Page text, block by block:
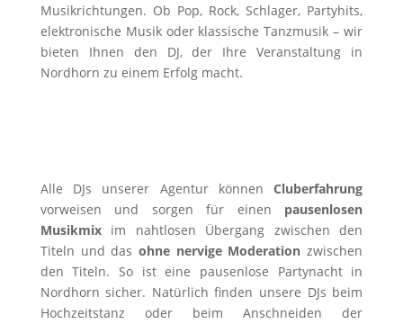
Musikrichtungen. Ob Pop, Rock, Schlager, Partyhits,
elektronische Musik oder klassische Tanzmusik – wir
bieten Ihnen den DJ, der Ihre Veranstaltung in
Nordhorn zu einem Erfolg macht.
Alle DJs unserer Agentur könnenCluberfahrung
vorweisen und sorgen für einen pausenlosen
Musikmixim nahtlosen Übergang zwischen den
Titeln und das ohne nervige Moderation zwischen
den Titeln. So ist eine pausenlose Partynacht in
Nordhorn sicher. Natürlich finden unsere DJs beim
Hochzeitstanz oder beim Anschneiden der